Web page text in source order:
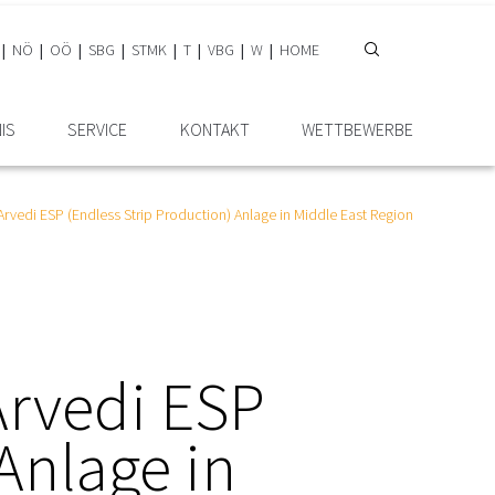
NÖ OÖ SBG STMK T VBG W HOME
SERVICE KONTAKT WETTBEWERBE
ESP (Endless Strip Production) Anlage in Middle East Region
ESP
in